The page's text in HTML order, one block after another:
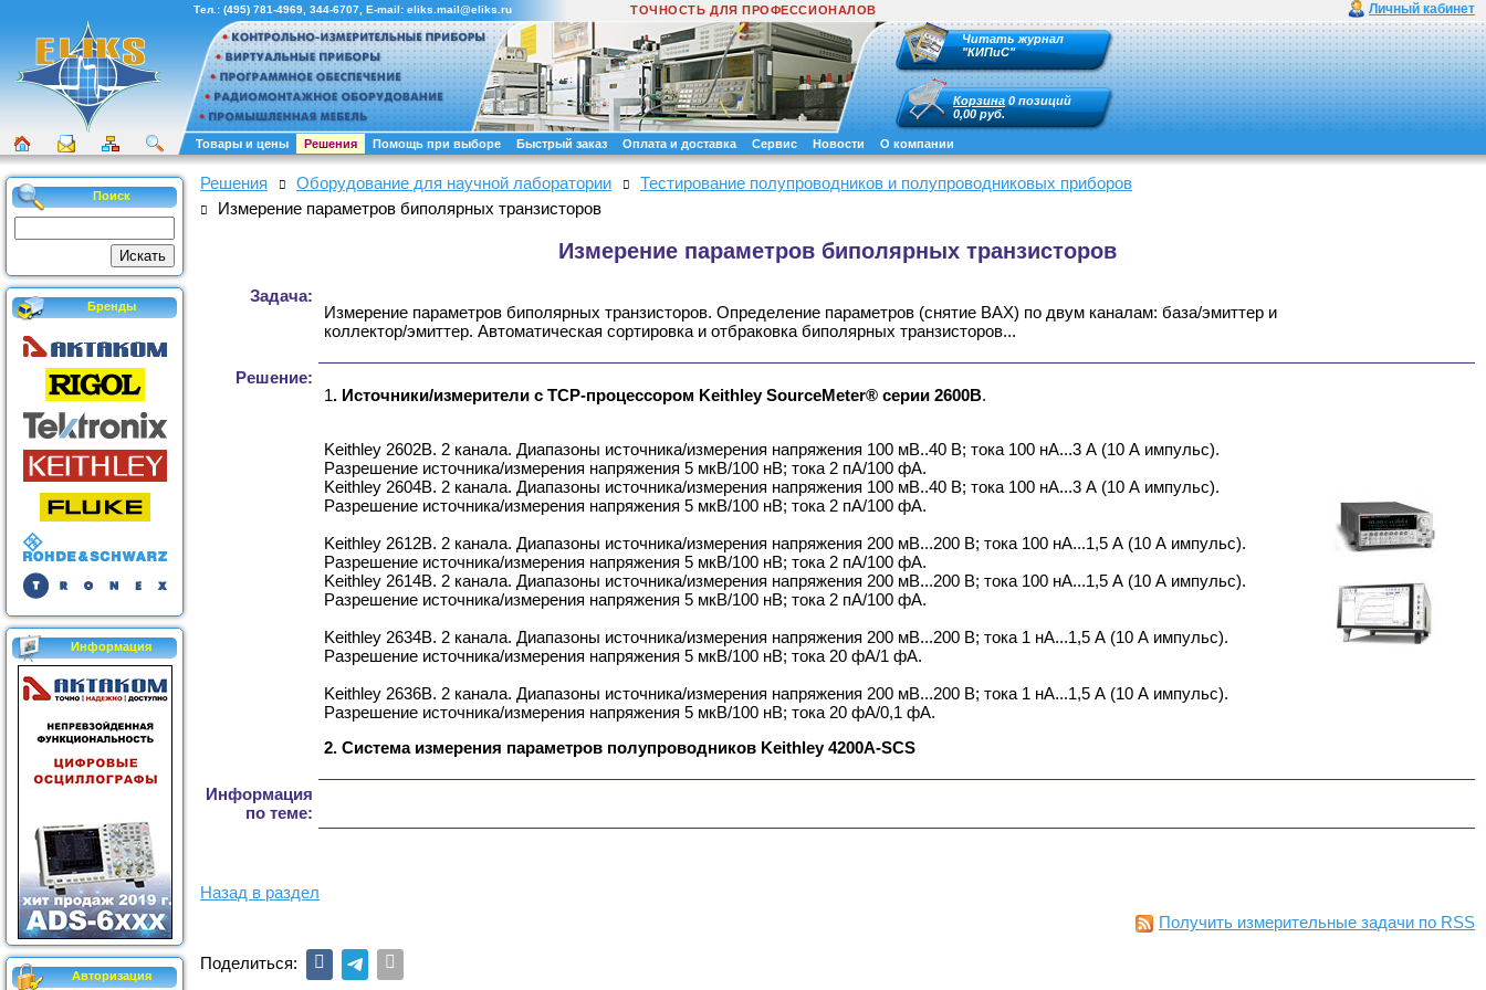
Личный кабинет
Тел.: (495) 781-4969 344-6707 , E-mail: eliks.mail@eliks.ru ТОЧНОСТЬ ДЛЯ ПРОФЕССИОНАЛОВ
Читать журнал
"КИПиС"
Корзина 0 позиций
0,00 руб.
Товары и цены Решения Помощь при выборе Быстрый заказ Оплата и доставка Сервис Новости О компании
Поиск
Бренды
Информация
Авторизация
Решения Оборудование для научной лаборатории
Тестирование полупроводников и полупроводниковых приборов
Измерение параметров биполярных транзисторов
Измерение параметров биполярных транзисторов
Задача:
Измeрение параметров биполярных транзисторов. Определение параметров (снятие ВАХ) по двум каналам: база/эмиттер и
коллектор/эмиттер. Автоматическая сортировка и отбраковка биполярных транзисторов...
Решение:
1. Источники/измерители с TCP-процессором Keithley SourceMeter® серии 2600B.
Keithley 2602B. 2 канала. Диапазоны источника/измерения напряжения 100 мВ..40 В; тока 100 нА...3 А (10 А импульс).
Разрешение источника/измерения напряжения 5 мкВ/100 нВ; тока 2 пА/100 фА.
Keithley 2604B. 2 канала. Диапазоны источника/измерения напряжения 100 мВ..40 В; тока 100 нА...3 А (10 А импульс).
Разрешение источника/измерения напряжения 5 мкВ/100 нВ; тока 2 пА/100 фА.
Keithley 2612B. 2 канала. Диапазоны источника/измерения напряжения 200 мВ...200 В; тока 100 нА...1,5 А (10 А импульс).
Разрешение источника/измерения напряжения 5 мкВ/100 нВ; тока 2 пА/100 фА.
Keithley 2614B. 2 канала. Диапазоны источника/измерения напряжения 200 мВ...200 В; тока 100 нА...1,5 А (10 А импульс).
Разрешение источника/измерения напряжения 5 мкВ/100 нВ; тока 2 пА/100 фА.
Keithley 2634B. 2 канала. Диапазоны источника/измерения напряжения 200 мВ...200 В; тока 1 нА...1,5 А (10 А импульс).
Разрешение источника/измерения напряжения 5 мкВ/100 нВ; тока 20 фА/1 фА.
Keithley 2636B. 2 канала. Диапазоны источника/измерения напряжения 200 мВ...200 В; тока 1 нА...1,5 А (10 А импульс).
Разрешение источника/измерения напряжения 5 мкВ/100 нВ; тока 20 фА/0,1 фА.
2. Система измерения параметров полупроводников Keithley4200A-SCS
Информация
по теме:
Назад в раздел
Получить измерительные задачи по RSS
Поделиться: